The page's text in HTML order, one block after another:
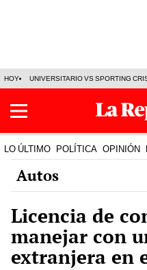
HOY UNIVERSITARIO VS SPORTING
LO ÚLTIMO POLÍTICA OPINIÓN
Autos
Licencia de
manejar con
extranjera en